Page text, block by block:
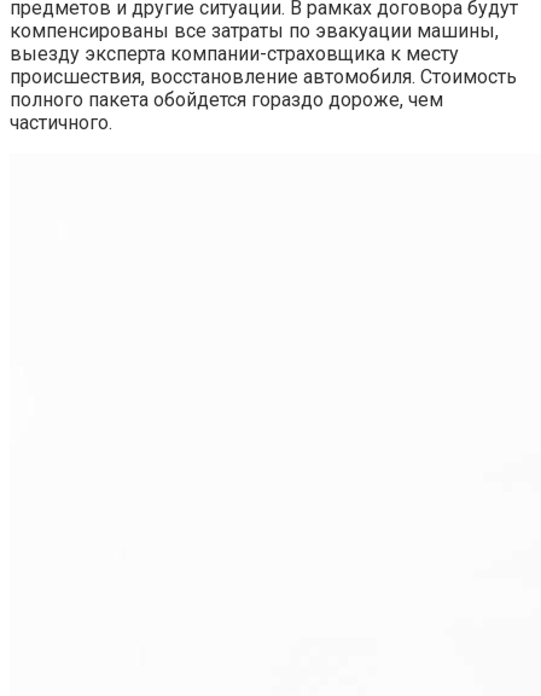
предметов и другие ситуации. В рамках договора будут
компенсированы все затраты по эвакуации машины,
выезду эксперта компании-страховщика к месту
происшествия, восстановление автомобиля. Стоимость
полного пакета обойдется гораздо дороже, чем
частичного.